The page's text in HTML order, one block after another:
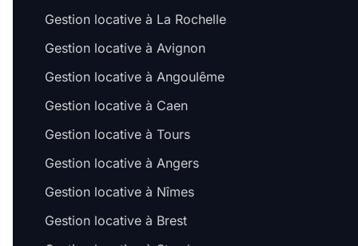
Gestion locative à La Rochelle
Gestion locative à Avignon
Gestion locative à Angoulême
Gestion locative à Caen
Gestion locative à Tours
Gestion locative à Angers
Gestion locative à Nîmes
Gestion locative à Brest